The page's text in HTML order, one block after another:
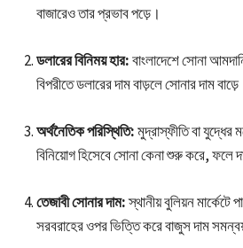
বাজারেও তার প্রভাব পড়ে।
ডলারের বিনিময় হার:বাংলাদেশে সোনা
বিপরীতে ডলারের দাম বাড়লে সোনার দাম
অর্থনৈতিক পরিস্থিতি:মুদ্রাস্ফীতি বা যুদ্ধের
বিনিয়োগ হিসেবে সোনা কেনা শুরু করে, ফলে
তেজাবী সোনার দাম:স্থানীয় বুলিয়ন মার্কেটে
সরবরাহের ওপর ভিত্তি করে বাজুস দাম